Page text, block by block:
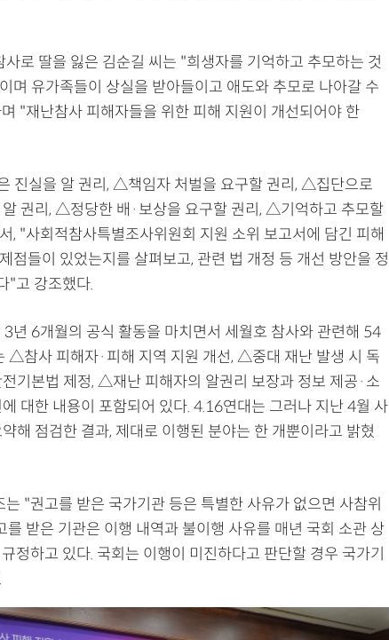
로 딸을 잃은 김순길 씨는 "희생자를 기억하고 추모하는 것
며 유가족들이 상실을 받아들이고 애도와 추모로 나아갈 수
"재난참사 피해자들을 위한 피해 지원이 개선되어야 한
진실을 알 권리, △책임자 처벌을 요구할 권리, △집단으로
권리, △정당한 배·보상을 요구할 권리, △기억하고 추모할
, "사회적참사특별조사위원회 지원 소위 보고서에 담긴 피해
점들이 있었는지를 살펴보고, 관련 법 개정 등 개선 방안을 정
"고 강조했다.
년 6개월의 공식 활동을 마치면서 세월호 참사와 관련해 54
△참사 피해자·피해 지역 지원 개선, △중대 재난 발생 시 독
기본법 제정, △재난 피해자의 알권리 보장과 정보 제공·소
대한 내용이 포함되어 있다. 4.16연대는 그러나 지난 4월 사
해 점검한 결과, 제대로 이행된 분야는 한 개뿐이라고 밝혔
"권고를 받은 국가기관 등은 특별한 사유가 없으면 사참위
받은 기관은 이행 내역과 불이행 사유를 매년 국회 소관 상
정하고 있다. 국회는 이행이 미진하다고 판단할 경우 국가기